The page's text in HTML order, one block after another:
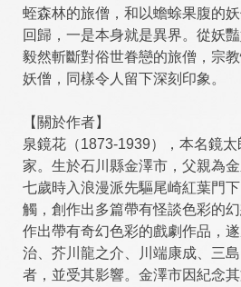
蛭森林的旅僧，和以蟾蜍果腹的
回歸，一是本身就是異界。從妖
毅然斬斷對俗世眷戀的旅僧，宗
妖僧，同樣令人留下深刻印象。
【關於作者】
泉鏡花（1873-1939），本名鏡
家。生於石川縣金澤市，父親為
七歲時入浪漫派先驅尾崎紅葉門
觸，創作出多篇帶有怪談色彩的
作出帶有奇幻色彩的戲劇作品，
治、芥川龍之介、川端康成、三
者，並受其影響。金澤市因紀念